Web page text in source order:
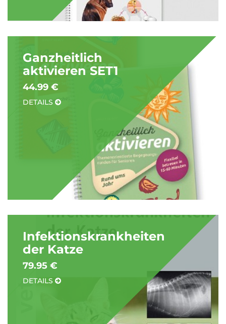
Ganzheitlich
aktivieren SET1
44.99 €
DETAILS
Infektionskrankheiten
der Katze
79.95 €
DETAILS